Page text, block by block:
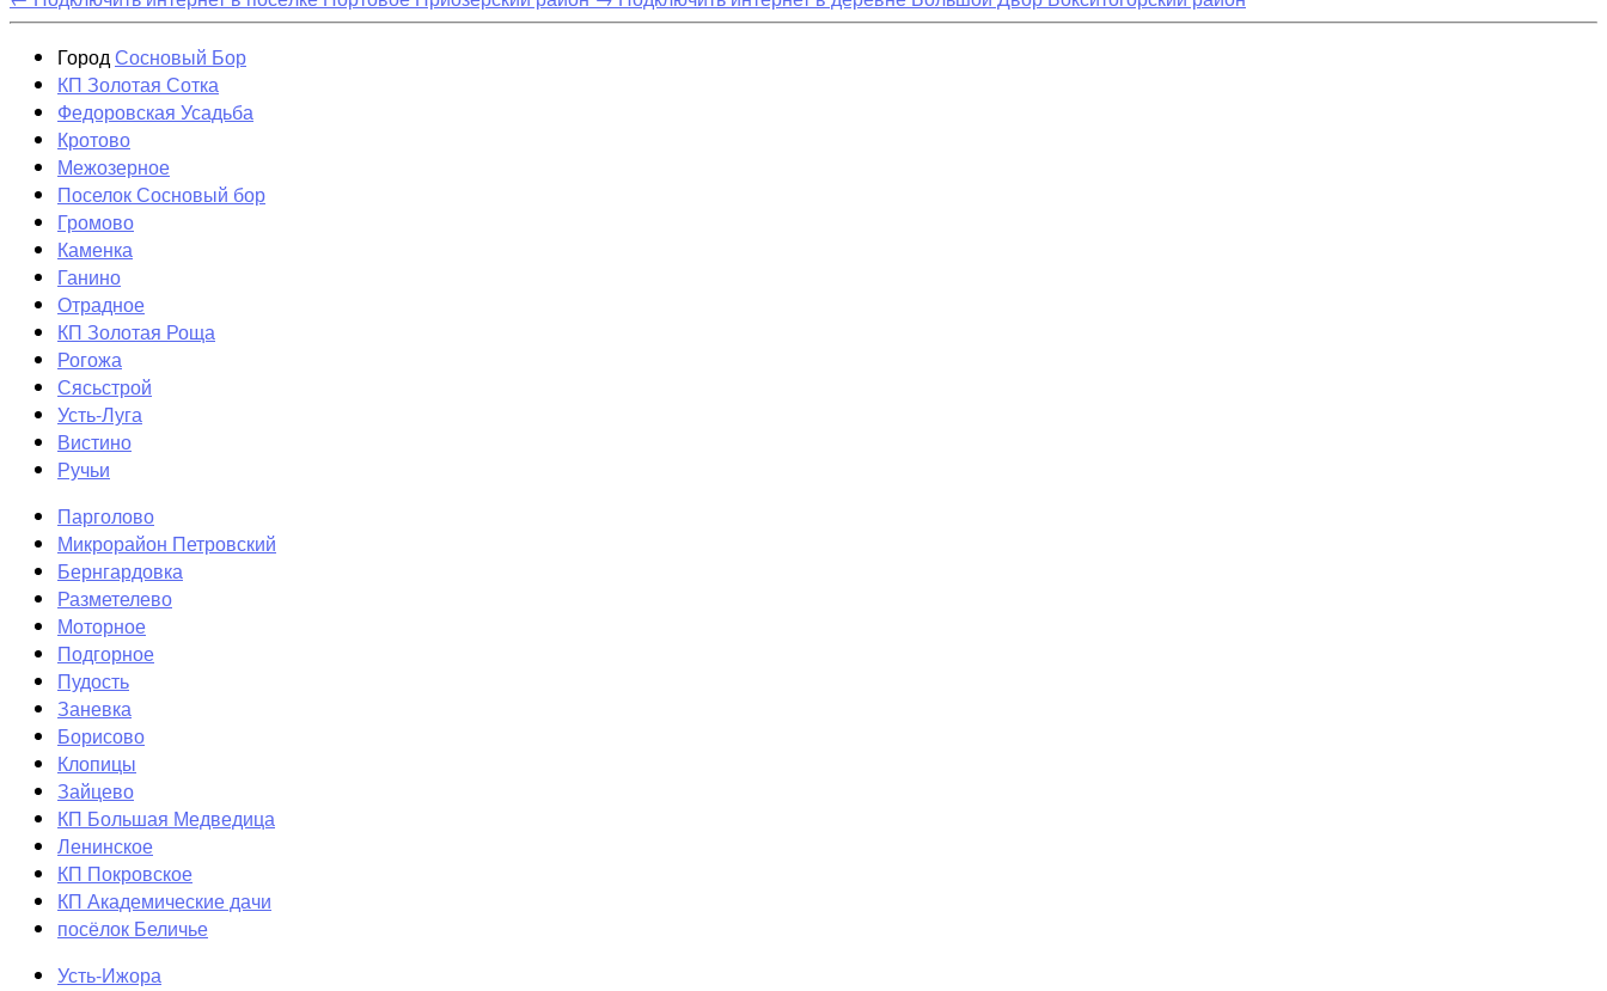
ГородСосновый Бор
КП Золотая Сотка
Федоровская Усадьба
Кротово
Межозерное
Поселок Сосновый бор
Громово
Каменка
Ганино
Отрадное
КП Золотая Роща
Рогожа
Сясьстрой
Усть-Луга
Вистино
Ручьи
Парголово
Микрорайон Петровский
Бернгардовка
Разметелево
Моторное
Подгорное
Пудость
Заневка
Борисово
Клопицы
Зайцево
КП Большая Медведица
Ленинское
КП Покровское
КП Академические дачи
посёлок Беличье
Усть-Ижора